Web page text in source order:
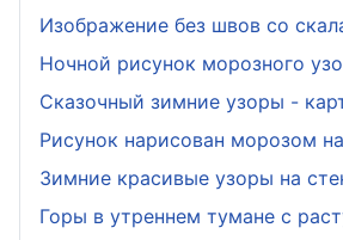
Изображение без швов со
Ночной рисунок морозного
Сказочный зимние узоры -
Рисунок нарисован морозом
Зимние красивые узоры на
Горы в утреннем тумане с